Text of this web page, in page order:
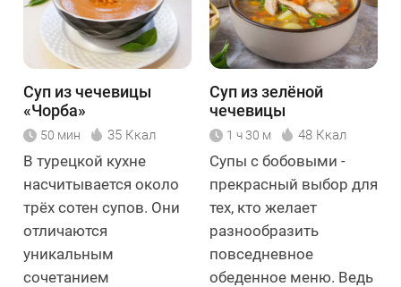
Суп из чечевицы
«Чорба»
50 мин 35 Ккал
В турецкой кухне
насчитывается около
трёх сотен супов. Они
отличаются
уникальным
сочетанием
Суп из зелёной
чечевицы
1 ч 30 м 48 Ккал
Супы с бобовыми -
прекрасный выбор для
тех, кто желает
разнообразить
повседневное
обеденное меню. Ведь